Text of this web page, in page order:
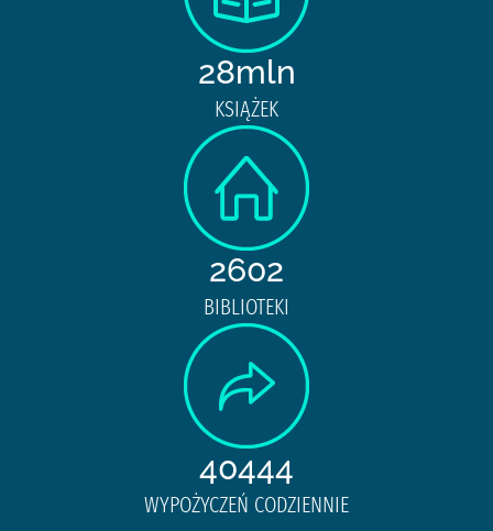
28mln
KSIĄŻEK
2602
BIBLIOTEKI
40444
WYPOŻYCZEŃ CODZIENNIE